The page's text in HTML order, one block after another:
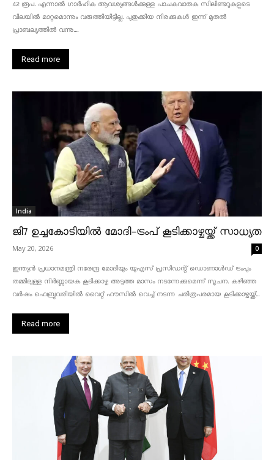
42 രൂപ. എന്നാൽ ഗാർഹിക ആവശ്യങ്ങൾക്കുള്ള പാചകവാതക സിലിണ്ടറുകളുടെ
വിലയിൽ മാറ്റമൊന്നും വരുത്തിയിട്ടില്ല. പുതുക്കിയ നിരക്കുകൾ ഇന്ന് മുതൽ
പ്രാബല്യത്തിൽ വന്നു....
Read more
India
ജി7 ഉച്ചകോടിയിൽ മോദി-ട്രംപ് കൂടിക്കാഴ്ചയ്ക്ക് സാധ്യത
May 20, 2026 0
ഇന്ത്യൻ പ്രധാനമന്ത്രി നരേന്ദ്ര മോദിയും യുഎസ് പ്രസിഡന്റ് ഡൊണാൾഡ് ട്രംപും
തമ്മിലുള്ള നിർണ്ണായക കൂടിക്കാഴ്ച അടുത്ത മാസം നടന്നേക്കുമെന്ന് സൂചന. കഴിഞ്ഞ
വർഷം ഫെബ്രുവരിയിൽ വൈറ്റ് ഹൗസിൽ വെച്ച് നടന്ന ചരിത്രപരമായ കൂടിക്കാഴ്ചയ്ക്ക്...
Read more